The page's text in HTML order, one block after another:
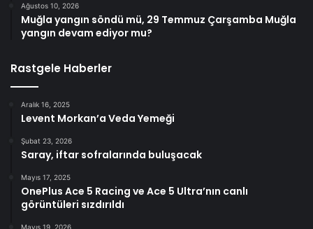
Ağustos 10, 2026
Muğla yangın söndü mü, 29 Temmuz Çarşamba Muğla
yangın devam ediyor mu?
Rastgele Haberler
Aralık 16, 2025
Levent Morkan’a Veda Yemeği
Şubat 23, 2026
Saray, iftar sofralarında buluşacak
Mayıs 17, 2025
OnePlus Ace 5 Racing ve Ace 5 Ultra’nın canlı
görüntüleri sızdırıldı
Mayıs 19, 2026